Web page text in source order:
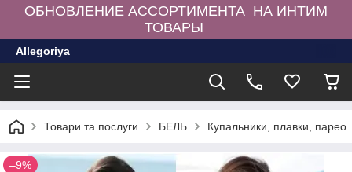
ОБНОВЛЕНИЕ АССОРТИМЕНТА НА ИНТИМ
ТОВАРЫ
Allegoriya
Товари та послуги БЕЛЬ Купальники, плавки, парео.
–9%